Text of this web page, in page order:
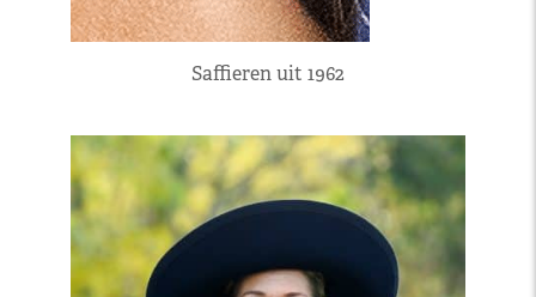
Saffieren uit 1962